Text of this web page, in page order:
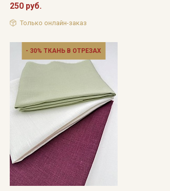
250 руб.
Только онлайн-заказ
- 30% ТКАНЬ В ОТРЕЗАХ